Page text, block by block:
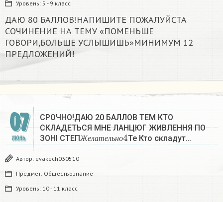
Уровень: 5 - 9 класс
ДАЮ 80 БАЛЛОВ!НАПИШИТЕ ПОЖАЛУЙСТА
СОЧИНЕНИЕ НА ТЕМУ «ПОМЕНЬШЕ
ГОВОРИ,БОЛЬШЕ УСЛЫШИШЬ»МИНИМУМ 12
ПРЕДЛОЖЕНИЙ!
07
ИЮНЬ
СРОЧНО!ДАЮ 20 БАЛЛОВ ТЕМ КТО
СКЛАДЕТЬСЯ МНЕ ЛАНЦЮГ ЖИВЛЕННЯ ПО
ЗОНІ СТЕП Ж ел а т ел ьн о
Же ла тельно4
Те Кто складут…
Автор: evakech030510
Предмет: Обществознание
Уровень: 10 - 11 класс